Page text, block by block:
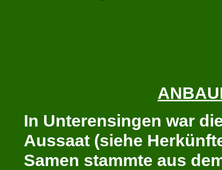
In Unterensingen war
Aussaat (siehe
Samen stammte aus